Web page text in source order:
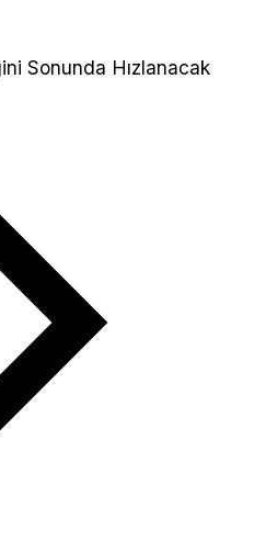
Sonunda Hızlanacak